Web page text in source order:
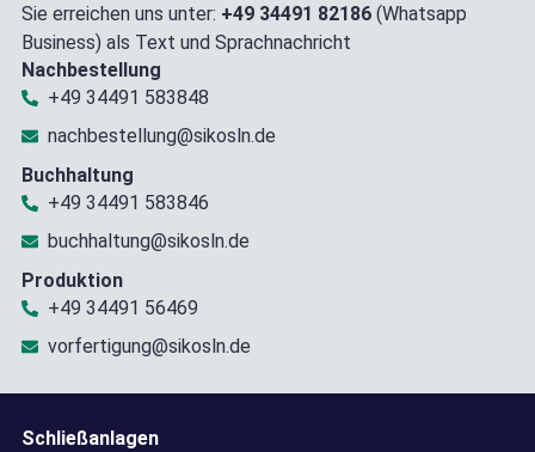
Sie erreichen uns unter: +49 34491 82186(Whatsapp
Business) als Text und Sprachnachricht
Nachbestellung
+49 34491 583848
nachbestellung@sikosln.de
Buchhaltung
+49 34491 583846
buchhaltung@sikosln.de
Produktion
+49 34491 56469
vorfertigung@sikosln.de
Schließanlagen